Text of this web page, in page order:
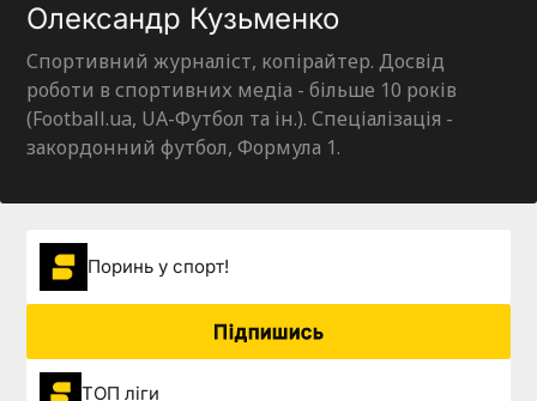
Олександр Кузьменко
Спортивний журналіст, копірайтер. Досвід
роботи в спортивних медіа - більше 10 років
(Football.ua, UA-Футбол та ін.). Спеціалізація -
закордонний футбол, Формула 1.
Поринь у спорт!
Підпишись
ТОП ліги